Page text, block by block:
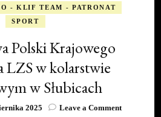
- KLIF TEAM - PATRONAT
SPORT
Polski Krajowego
LZS w kolarstwie
w Słubicach
2025 Leave a Commenton